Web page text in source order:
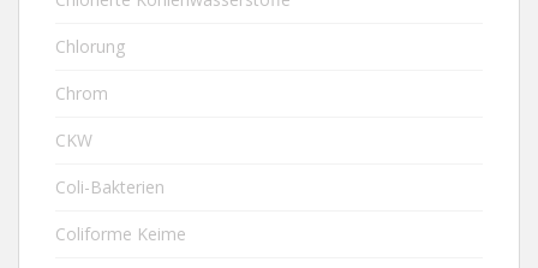
Chlorung
Chrom
CKW
Coli-Bakterien
Coliforme Keime